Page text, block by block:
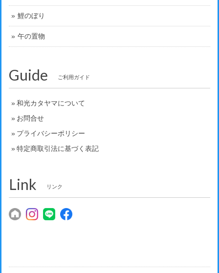
鯉のぼり
午の置物
Guide ご利用ガイド
和光カタヤマについて
お問合せ
プライバシーポリシー
特定商取引法に基づく表記
Link リンク